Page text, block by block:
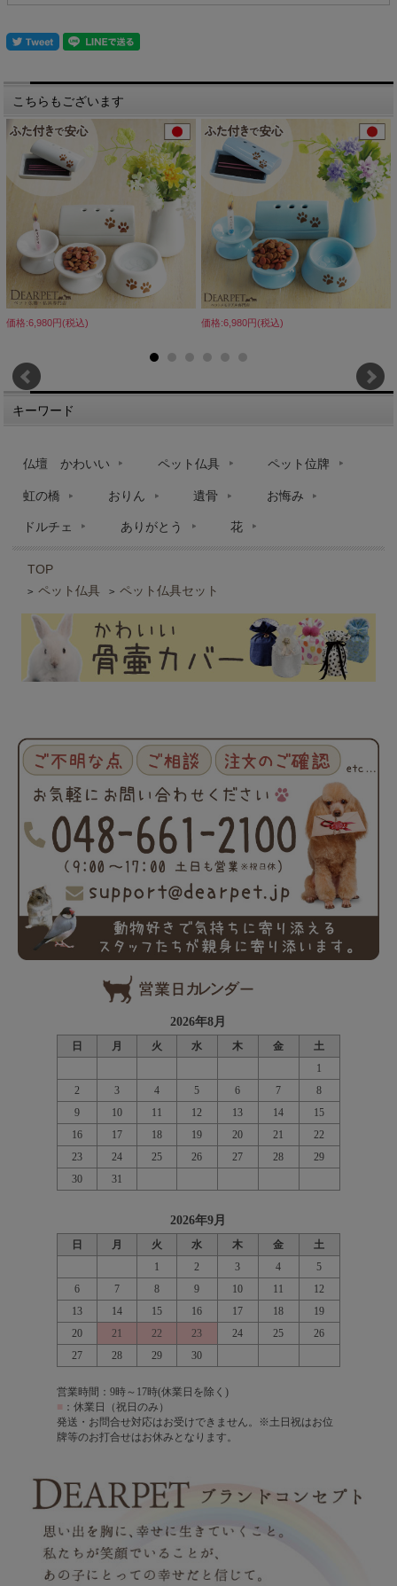
こちらもございます
価格:6,980円(税込) 価格:6,980円(税込)
キーワード
仏壇 かわいい ペット仏具 ペット位牌
虹の橋 おりん 遺骨 お悔み
ドルチェ ありがとう 花
TOP
> ペット仏具 > ペット仏具セット